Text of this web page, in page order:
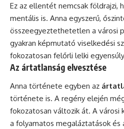
Ez az ellentét nemcsak földrajzi,
mentális is. Anna egyszerű,
összeegyeztethetetlen a városi
gyakran képmutató viselkedési
fokozatosan felőrli lelki
Az ártatlanság elvesztése
Anna története egyben az
története is. A regény elején
fokozatosan változik át. A városi
a folyamatos megaláztatások és